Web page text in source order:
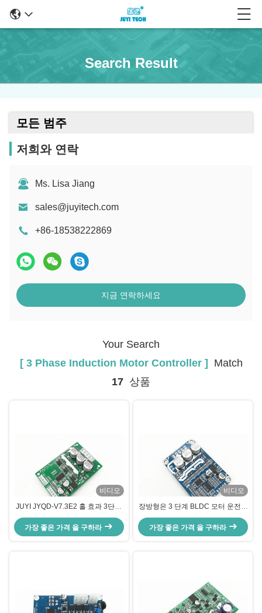
Search Result
모든 범주
저희와 연락
Ms. Lisa Jiang
sales@juyitech.com
+86-18538222869
지금 연락하세요
Your Search
[ 3 Phase Induction Motor Controller ]
Match
17 상품
비디오
JUYI JYQD-V7.3E2 홀 효과 3단계
인덕션 모터 컨트롤러, 15A 브러시
리스 DC 모터 드라이버 보드
가장 좋은 가격 을 구하라
비디오
장방형은 3 단계 BLDC 모터 운전사
속도 펄스 신호 -20를 - 85℃ 출력했
습니다
가장 좋은 가격 을 구하라